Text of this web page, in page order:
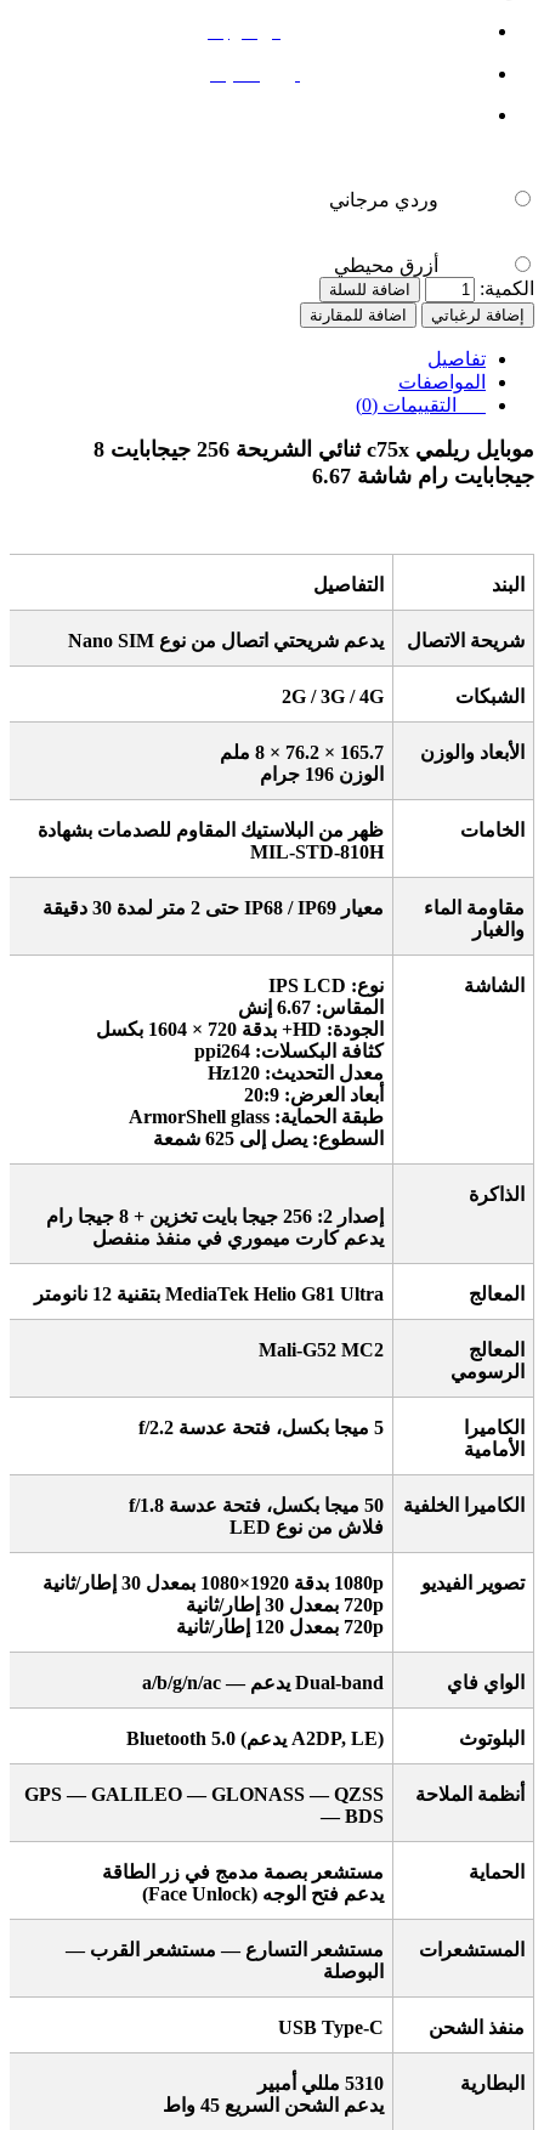
وردي مرجاني
أزرق محيطي
الكمية:
اضافة للسلة
إضافة لرغباتي
اضافة للمقارنة
تفاصيل
المواصفات
التقييمات (0)
موبايل ريلمي c75x
ثنائي الشريحة 256 جيجابايت 8
جيجابايت رام شاشة 6.67
البند التفاصيل
شريحة الاتصال يدعم شريحتي اتصال من نوع Nano SIM
الشبكات 2G / 3G / 4G
الأبعاد والوزن 165.7 × 76.2 × 8
ملم
الوزن 196 جرام
الخامات
ظهر من البلاستيك المقاوم للصدمات بشهادة
MIL-STD-810H
مقاومة الماء
والغبار
معيار IP68 / IP69 حتى 2 متر لمدة 30 دقيقة
الشاشة نوع: IPS LCD
المقاس: 6.67 إنش
الجودة: HD+
بدقة 720 × 1604 بكسل
كثافة البكسلات: 264
ppi
معدل التحديث: 120
Hz
أبعاد العرض: 20:9
طبقة الحماية: ArmorShell glass
السطوع: يصل إلى 625 شمعة
الذاكرة
إصدار 2: 256 جيجا بايت تخزين + 8 جيجا رام
يدعم كارت ميموري في منفذ منفصل
المعالج MediaTek Helio G81 Ultra بتقنية 12 نانومتر
المعالج
الرسومي
Mali-G52 MC2
الكاميرا
الأمامية
5 ميجا بكسل، فتحة عدسة f/2.2
الكاميرا الخلفية 50 ميجا بكسل، فتحة عدسة f/1.8
فلاش من نوع
تصوير الفيديو 1080p بدقة 1920×1080 بمعدل 30 إطار/ثانية
720p بمعدل 30 إطار/ثانية
720p بمعدل 120 إطار/ثانية
الواي فاي a/b/g/n/ac — يدعمDual-band
البلوتوث Bluetooth 5.0 (يدعمA2DP, LE)
أنظمة الملاحة
GPS — GALILEO — GLONASS — QZSS
— BDS
الحماية
مستشعر بصمة مدمج في زر الطاقة
يدعم فتح الوجه (Face Unlock)
المستشعرات
مستشعر التسارع — مستشعر القرب —
البوصلة
منفذ الشحن USB Type-C
البطارية 5310 مللي أمبير
يدعم الشحن السريع 45 واط